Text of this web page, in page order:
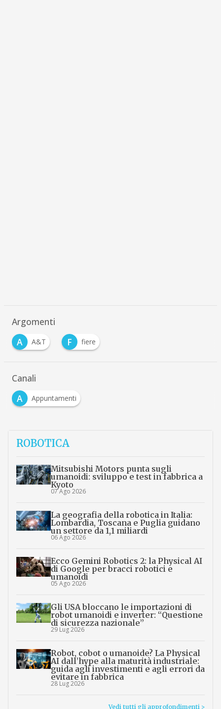
Argomenti
A
A&T F fiere
Canali
A
Appuntamenti
ROBOTICA
Mitsubishi Motors punta sugli
umanoidi: sviluppo e test in fabbrica a
Kyoto
07 Ago 2026
La geografia della robotica in Italia:
Lombardia, Toscana e Puglia guidano
un settore da 1,1 miliardi
06 Ago 2026
Ecco Gemini Robotics 2: la Physical AI
di Google per bracci robotici e
umanoidi
05 Ago 2026
Gli USA bloccano le importazioni di
robot umanoidi e inverter: “Questione
di sicurezza nazionale”
29 Lug 2026
Robot, cobot o umanoide? La Physical
AI dall’hype alla maturità industriale:
guida agli investimenti e agli errori da
evitare in fabbrica
28 Lug 2026
Vedi tutti gli approfondimenti >